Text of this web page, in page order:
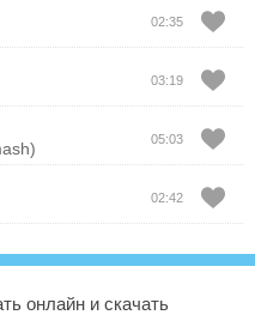
02:35
03:19
05:03
02:42
онлайн и скачать